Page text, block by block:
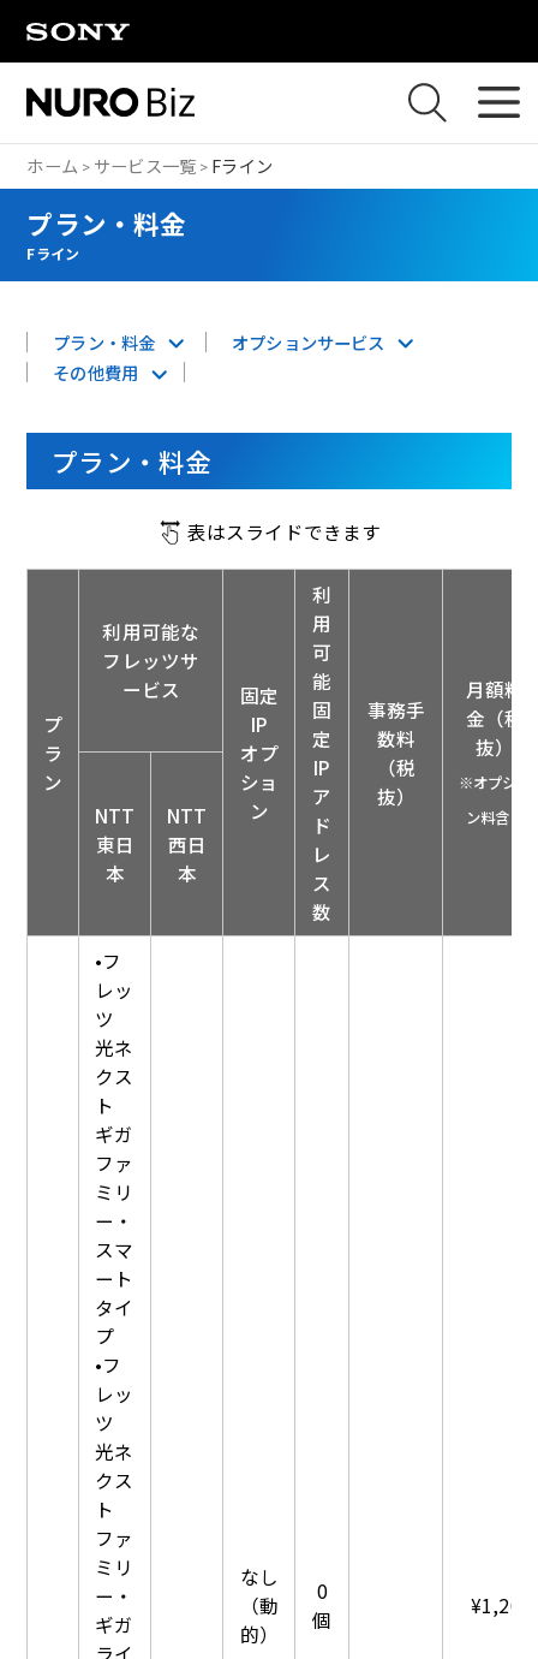
ホーム サービス一覧 Fライン
プラン・料金
Fライン
プラン・料金
オプションサービス
その他費用
プラン・料金
表はスライドできます
プ
ラ
ン
利用可能な
フレッツサ
ービス
固定
IP
オプ
ショ
ン
利
用
可
能
固
定
IP
ア
ド
レ
ス
数
事務手
数料
（税
抜）
月額料
金（税
抜）
※オプショ
ン料含む
NTT
東日
本
NTT
西日
本
•フ
レッ
ツ
光ネ
クス
ト
ギガ
ファ
ミリ
ー・
スマ
ート
タイ
プ
•フ
レッ
ツ
光ネ
クス
ト
ファ
ミリ
ー・
ギガ
ライ
なし
（動
的）
0
個
¥1,200